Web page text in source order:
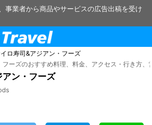
事業者から商品やサービスの広告出稿を受け
ロ寿司&アジアン・フーズ
ーズのおすすめ料理、料金、アクセス・行き方、
ン・フーズ